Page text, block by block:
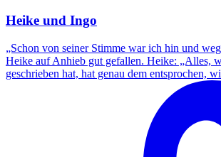
Heike und Ingo
„Schon von seiner Stimme war ich hin und
Heike auf Anhieb gut gefallen. Heike: „Alles,
geschrieben hat, hat genau dem entsprochen,